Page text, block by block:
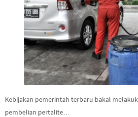
Kebijakan pemerintah terbaru bakal
pembelian pertalite…